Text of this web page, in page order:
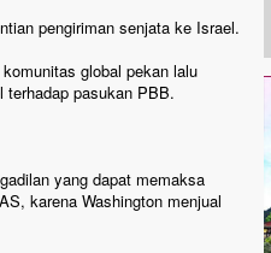
pengiriman senjata ke Israel.
global pekan lalu
terhadap pasukan PBB.
yang dapat memaksa
karena Washington menjual